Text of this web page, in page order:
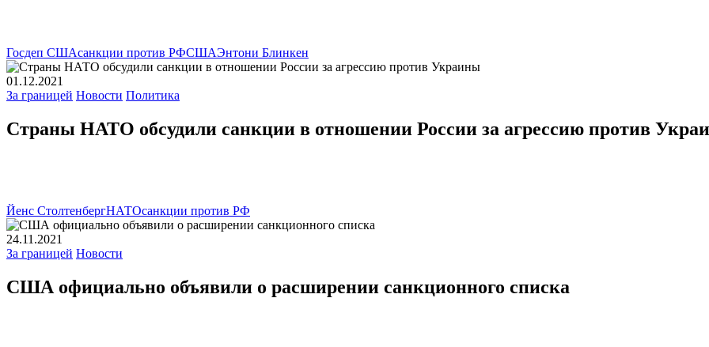
Госдеп СШАсанкции против РФСШАЭнтони Блинкен
01.12.2021
За границей Новости Политика
Страны НАТО обсудили санкции в отношении России за агрессию против
Йенс СтолтенбергНАТОсанкции против РФ
24.11.2021
За границей Новости
США официально объявили о расширении санкционного списка